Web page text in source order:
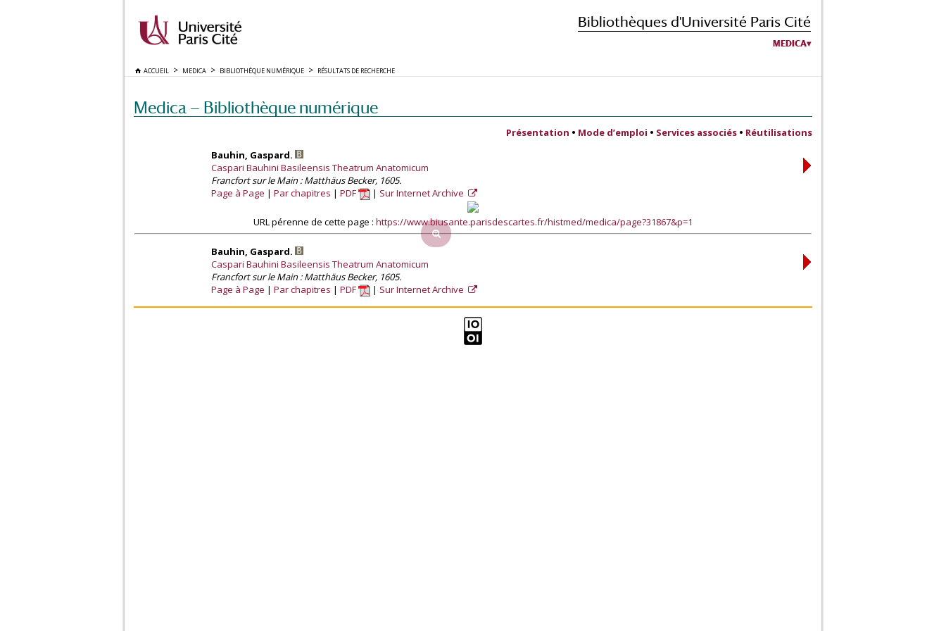
Bibliothèques d'Université Paris Cité
MEDICA
ACCUEIL MEDICA BIBLIOTHÈQUE NUMÉRIQUE RÉSULTATS DE RECHERCHE
Medica — Bibliothèque numérique
Présentation • Mode d’emploi • Services associés • Réutilisations
Bauhin, Gaspard.
Caspari Bauhini Basileensis Theatrum Anatomicum
Francfort sur le Main : Matthäus Becker, 1605.
Page à Page
Par chapitres PDF Sur Internet Archive
URL pérenne de cette page : https://www.biusante.parisdescartes.fr/histmed/medica/page?31867&p=1
Bauhin, Gaspard.
Caspari Bauhini Basileensis Theatrum Anatomicum
Francfort sur le Main : Matthäus Becker, 1605.
Page à Page
Par chapitres PDF Sur Internet Archive